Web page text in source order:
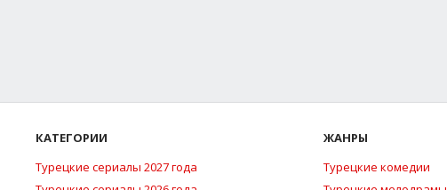
КАТЕГОРИИ
Турецкие сериалы 2027 года
ЖАНРЫ
Турецкие комедии